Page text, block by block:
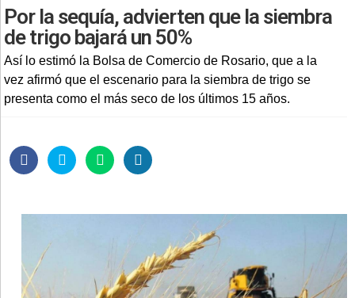
•
NACIONALES
VARIAS
POLICIALES
REGIONALES
ESPECTÁCULOS
Por la sequía, advierten que la siembra
de trigo bajará un 50%
Así lo estimó la Bolsa de Comercio de Rosario, que a la
vez afirmó que el escenario para la siembra de trigo se
presenta como el más seco de los últimos 15 años.